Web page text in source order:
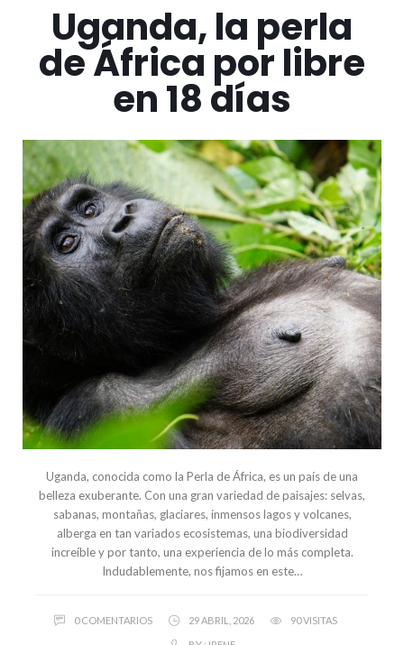
Uganda, la perla
de África por libre
en 18 días
Uganda, conocida como la Perla de África, es un país de una
belleza exuberante. Con una gran variedad de paisajes: selvas,
sabanas, montañas, glaciares, inmensos lagos y volcanes,
alberga en tan variados ecosistemas, una biodiversidad
increíble y por tanto, una experiencia de lo más completa.
Indudablemente, nos fijamos en este…
0 COMENTARIOS 29 ABRIL, 2026 90 VISITAS